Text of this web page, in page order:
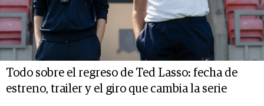
Todo sobre el regreso de Ted Lasso: fecha de
estreno, trailer y el giro que cambia la serie